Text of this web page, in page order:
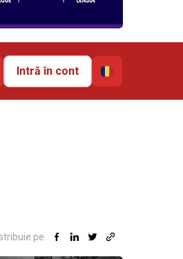
Intră în cont
pe